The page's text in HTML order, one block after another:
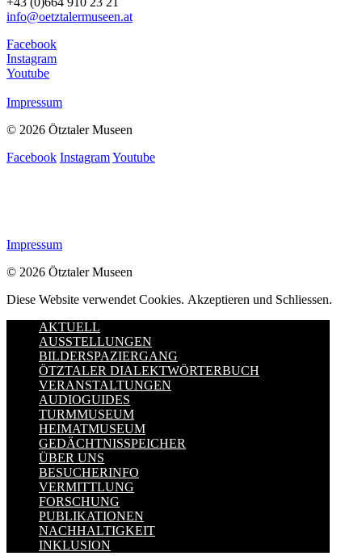
info@oetztalermuseen.at
Facebook
Instagram
Youtube
Impressum
© 2026 Ötztaler Museen
Facebook InstagramYoutube
Impressum
© 2026 Ötztaler Museen
Diese Website verwendet Cookies. Akzeptieren und Schliessen.
AKTUELL
AUSSTELLUNGEN
BILDERSPAZIERGANG
ÖTZTALER DIALEKTWÖRTERBUCH
VERANSTALTUNGEN
AUDIOGUIDES
TURMMUSEUM
HEIMATMUSEUM
GEDÄCHTNISSPEICHER
ÜBER UNS
BESUCHERINFO
VERMITTLUNG
FORSCHUNG
PUBLIKATIONEN
NACHHALTIGKEIT
INKLUSION